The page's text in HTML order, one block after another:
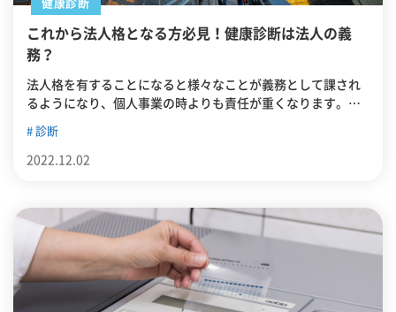
健康診断
これから法人格となる方必見！健康診断は法人の義
務？
法人格を有することになると様々なことが義務として課され
るようになり、個人事業の時よりも責任が重くなります。そ
なる健康診断について詳しく解説していきます。これから法
人格となる方はぜひ参考にしてください。
診断
2022.12.02